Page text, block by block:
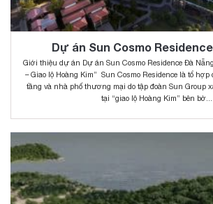
Dự án Sun Cosmo
Giới thiệu dự án Dự án Sun Cosmo Residence Đà
– Giao lộ Hoàng Kim” Sun Cosmo Residence là tổ
tầng và nhà phố thương mại do tập đoàn Sun Group
tại “giao lộ Hoàng Kim” bên bờ...